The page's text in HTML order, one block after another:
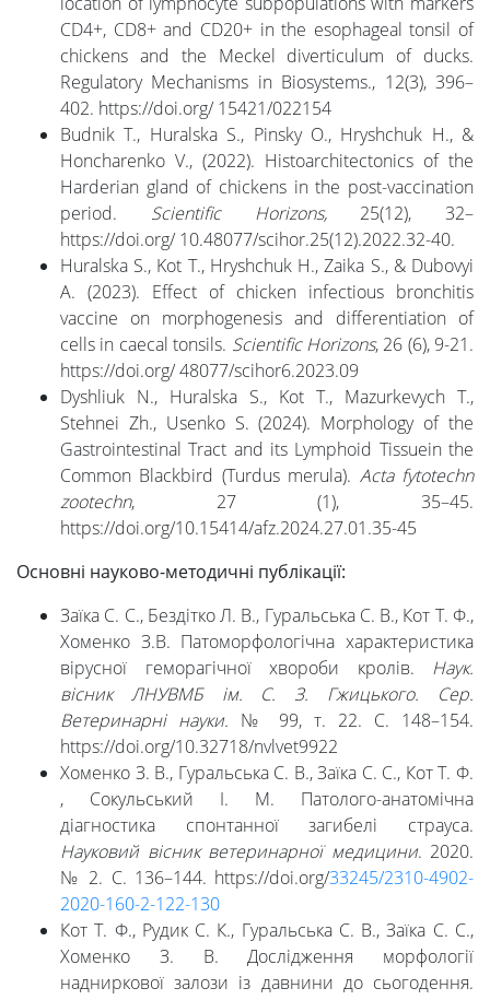
CD4+, CD8+ and CD20+ in the esophageal tonsil of
chickens and the Meckel diverticulum of ducks.
Regulatory Mechanisms in Biosystems., 12(3), 396–
402. https://doi.org/ 15421/022154
Budnik T., Huralska S., Pinsky O., Hryshchuk H., &
Honcharenko V., (2022). Histoarchitectonics of the
Harderian gland of chickens in the post-vaccination
period. Scientific Horizons,25(12), 32–
https://doi.org/ 10.48077/scihor.25(12).2022.32-40.
Huralska S., Kot T., Hryshchuk H., Zaika S., & Dubovyi
A. (2023). Effect of chicken infectious bronchitis
vaccine on morphogenesis and differentiation of
cells in caecal tonsils. Scientific Horizons, 26 (6), 9-21.
https://doi.org/ 48077/scihor6.2023.09
Dyshliuk N., Huralska S., Kot T., Mazurkevych T.,
Stehnei Zh., Usenko S. (2024). Morphology of the
Gastrointestinal Tract and its Lymphoid Tissuein the
Common Blackbird (Turdus merula). Acta fytotechn
zootechn, 27 (1), 35–45.
https://doi.org/10.15414/afz.2024.27.01.35-45
Основні науково-методичні публікації:
Заїка С. С., Бездітко Л. В., Гуральська С. В., Кот Т. Ф.,
Хоменко З.В. Патоморфологічна характеристика
вірусної геморагічної хвороби кролів. Наук.
вісник ЛНУВМБ ім. С. З. Гжицького. Сер.
Ветеринарні науки. № 99, т. 22. С. 148–154.
https://doi.org/10.32718/nvlvet9922
Хоменко З. В., Гуральська С. В., Заїка С. С., Кот Т. Ф.
, Сокульський І. М. Патолого-анатомічна
діагностика спонтанної загибелі страуса.
Науковий вісник ветеринарної медицини. 2020.
№ 2. С. 136–144. https://doi.org/33245/2310-4902-
2020-160-2-122-130
Кот Т. Ф., Рудик С. К., Гуральська С. В., Заїка С. С.,
Хоменко З. В. Дослідження морфології
надниркової залози із давнини до сьогодення.